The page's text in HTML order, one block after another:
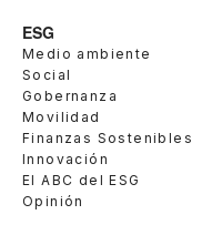
ESG
Medio ambiente
Social
Gobernanza
Movilidad
Finanzas Sostenibles
Innovación
El ABC del ESG
Opinión